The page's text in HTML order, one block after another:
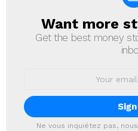
NEWSLETTER
Want more
Get the best money
Ne vous inquiétez pas,